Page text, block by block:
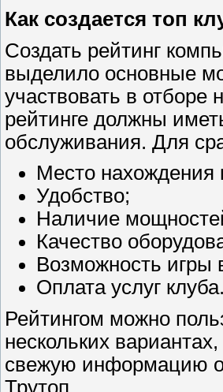
Как создается топ
Создать рейтинг
выделило основные
участвовать в
рейтинге должны
обслуживания. Для
Место нахождения
Удобство;
Наличие
Качество
Возможность игры
Оплата услуг клуба.
Рейтингом можно
нескольких
свежую информацию о
Трутоп.